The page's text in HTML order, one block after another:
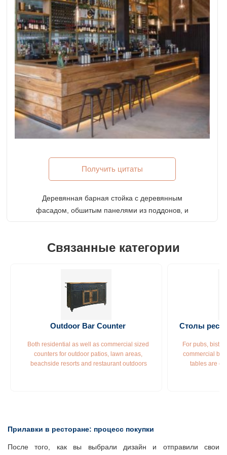
Получить цитаты
Деревянная барная стойка с деревянным
фасадом, обшитым панелями из поддонов, и
Связанные категории
Outdoor Bar Counter
Both residential as well as commercial sized
counters for outdoor patios, lawn areas,
beachside resorts and restaurant outdoors
Столы
For pubs,
commercial
tables are
Прилавки в ресторане: процесс покупки
После того, как вы выбрали дизайн и отправили свои